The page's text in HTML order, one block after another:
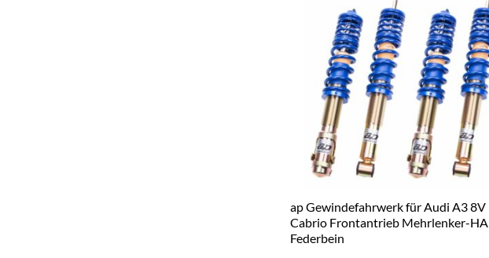
ap Gewindefahrwerk für Audi A3 8V
Cabrio Frontantrieb Mehrlenker-HA
Federbein